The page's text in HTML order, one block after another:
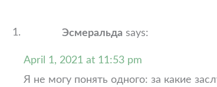
Эсмеральда says:
April 1, 2021 at 11:53 pm
Я не могу понять одного: за какие